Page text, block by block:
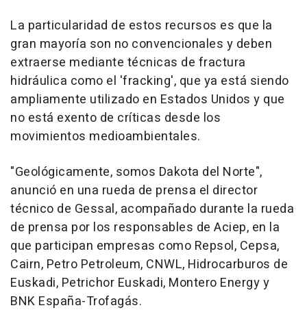
La particularidad de estos recursos es que la
gran mayoría son no convencionales y deben
extraerse mediante técnicas de fractura
hidráulica como el 'fracking', que ya está siendo
ampliamente utilizado en Estados Unidos y que
no está exento de críticas desde los
movimientos medioambientales.
"Geológicamente, somos Dakota del Norte",
anunció en una rueda de prensa el director
técnico de Gessal, acompañado durante la rueda
de prensa por los responsables de Aciep, en la
que participan empresas como Repsol, Cepsa,
Cairn, Petro Petroleum, CNWL, Hidrocarburos de
Euskadi, Petrichor Euskadi, Montero Energy y
BNK España-Trofagás.